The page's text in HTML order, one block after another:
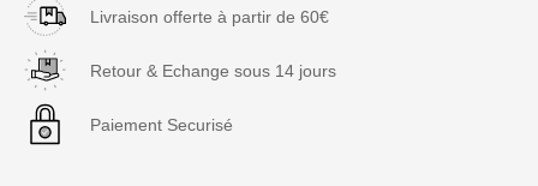
Livraison offerte à partir de 60€
Retour & Echange sous 14 jours
Paiement Securisé